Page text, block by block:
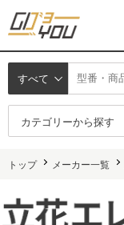
すべて
カテゴリーから探す
トップ メーカー一覧